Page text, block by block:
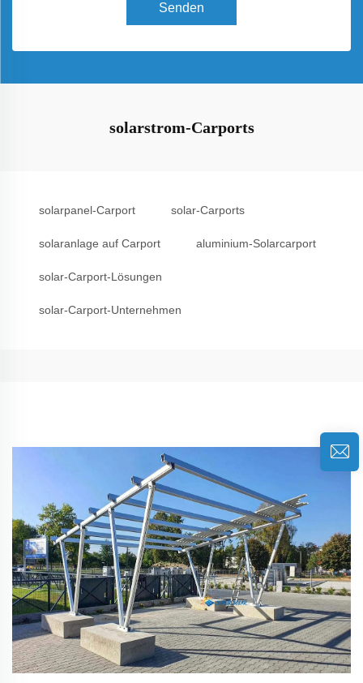
Senden
solarstrom-Carports
solarpanel-Carport solar-Carports
solaranlage auf Carport aluminium-Solarcarport
solar-Carport-Lösungen
solar-Carport-Unternehmen